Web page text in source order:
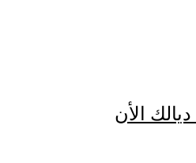
ديالك الأن